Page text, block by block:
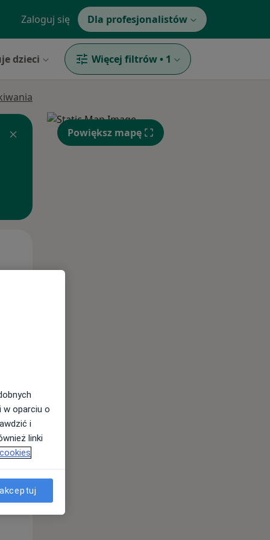
Zaloguj się Dla profesjonalistów
dzieci Więcej filtrów • 1
Czw,
Powiększ mapę
w oparciu o
i
linki